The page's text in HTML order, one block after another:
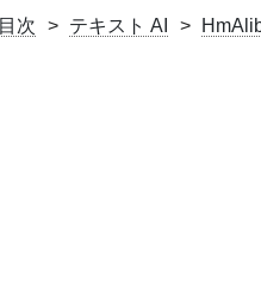
目次 テキスト AI